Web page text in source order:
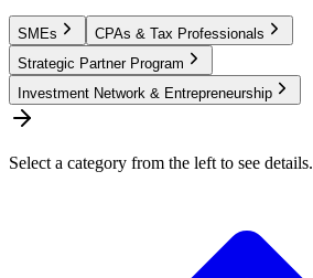
SMEs
CPAs & Tax Professionals
Strategic Partner Program
Investment Network & Entrepreneurship
Select a category from the left to see details.